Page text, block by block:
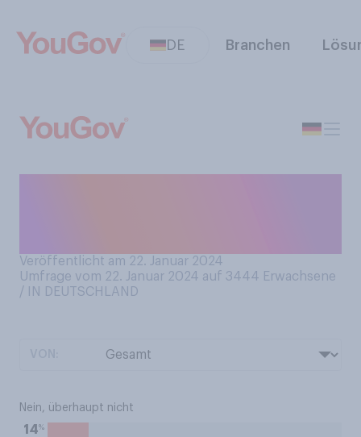
DE Branchen
Veröffentlicht am 22. Januar 2024
Umfrage vom 22. Januar 2024 auf 3444 Erwachsene
/ IN DEUTSCHLAND
Nein, überhaupt nicht
14%